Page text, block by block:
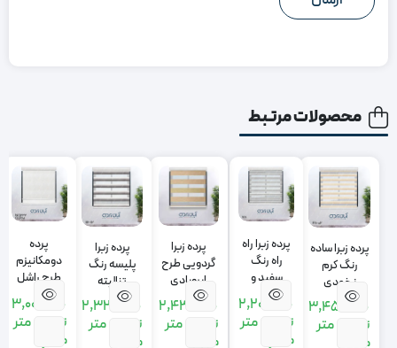
محصولات مرتبط
پرده زبرا ساده
رنگ کرم
نخودی
3,450,000
تومان
متر
مربع
پرده زبرا راه
راه رنگ
سفید و
طوسی
2,200,000
تومان
متر
مربع
پرده زبرا
گردویی طرح
ابروبادی
2,430,000
تومان
متر
مربع
پرده زبرا
پلیسه رنگ
تنالیته
خاکستری تیره
2,327,000
تومان
متر
مربع
پرده
دومکانیزم
طرح راشل
پیچک رنگ
سفید
3,000,000
تومان
متر
مربع